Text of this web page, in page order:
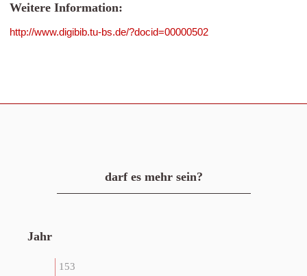
Weitere Information:
http://www.digibib.tu-bs.de/?docid=00000502
darf es mehr sein?
Jahr
153